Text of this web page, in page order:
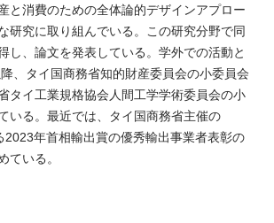
と消費のための全体論的デザインアプロー
研究に取り組んでいる。この研究分野で同
し、論文を発表している。学外での活動と
、タイ国商務省知的財産委員会の小委員会
タイ工業規格協会人間工学学術委員会の小
いる。最近では、タイ国商務省主催の
2023年首相輸出賞の優秀輸出事業者表彰の
ている。